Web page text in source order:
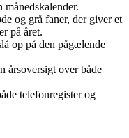
og grå faner, der giver et
på året.
op på den pågælende
årsoversigt over både
telefonregister og